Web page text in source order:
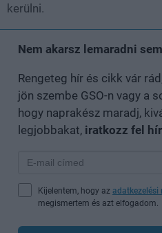
kerülni.
Nem akarsz lemaradni
Rengeteg hír és cikk vár
jön szembe GSO-n vagy a
hogy naprakész maradj,
legjobbakat, iratkozz fel
Kijelentem, hogy az adatkezelési
megismertem és azt elfogadom.